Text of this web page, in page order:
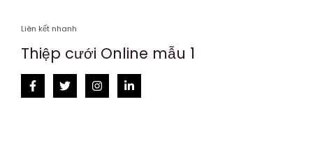
Liên kết nhanh
Thiệp cưới Online mẫu 1